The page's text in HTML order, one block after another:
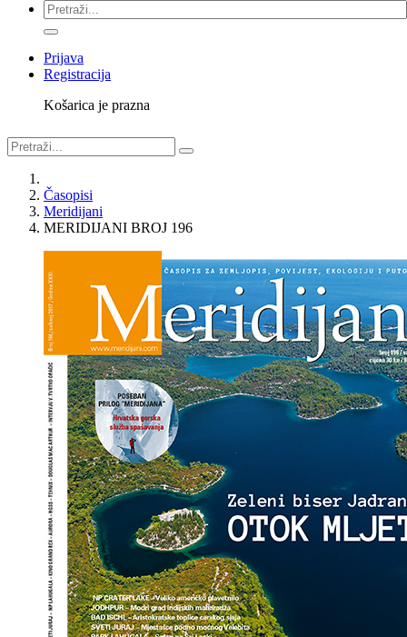
Prijava
Registracija
Košarica je prazna
Časopisi
Meridijani
MERIDIJANI BROJ 196